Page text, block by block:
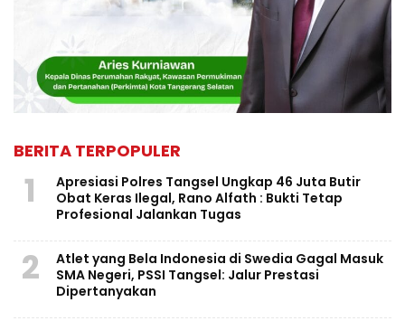
BERITA TERPOPULER
1
Apresiasi Polres Tangsel Ungkap 46 Juta Butir
Obat Keras Ilegal, Rano Alfath : Bukti Tetap
Profesional Jalankan Tugas
2
Atlet yang Bela Indonesia di Swedia Gagal Masuk
SMA Negeri, PSSI Tangsel: Jalur Prestasi
Dipertanyakan